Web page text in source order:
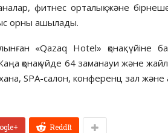
фитнес орталық және
орны ашылады.
«Qazaq Hotel» қонақ
қонақ үйде 64 заманауи және
SPA-салон, конференц зал және
ReddIt